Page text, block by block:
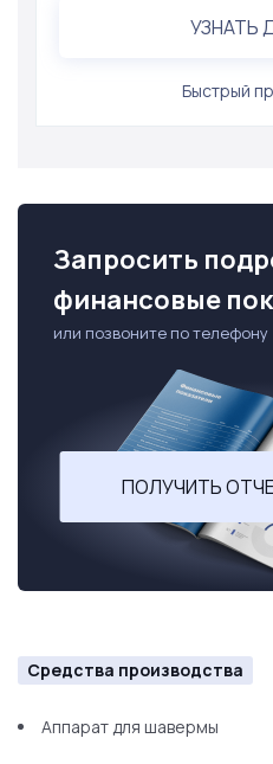
УЗНАТЬ
Быстрый
Запросить
финансовые
или позвоните по телефону
ПОЛУЧИТЬ
Средства производства
Аппарат для шавермы